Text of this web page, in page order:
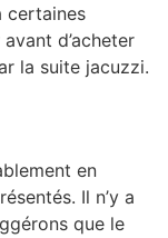
certaines
d’acheter
la suite jacuzzi.
en
Il n’y a
que le